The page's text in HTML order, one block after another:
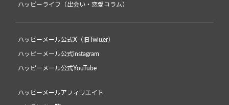
ハッピーライフ（出会い・恋愛コラム）
ハッピーメール公式X（旧Twitter）
ハッピーメール公式instagram
ハッピーメール公式YouTube
ハッピーメールアフィリエイト